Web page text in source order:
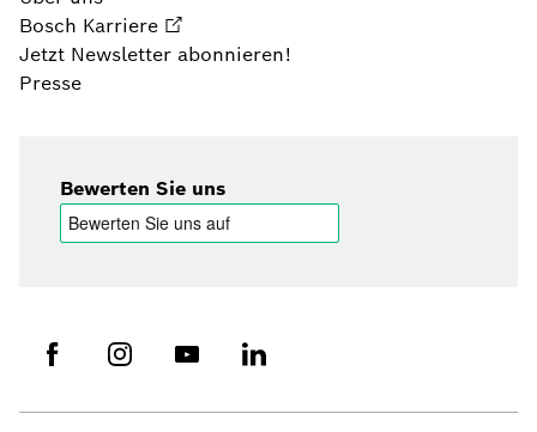
Bosch Karriere
Jetzt Newsletter abonnieren!
Presse
Bewerten Sie uns